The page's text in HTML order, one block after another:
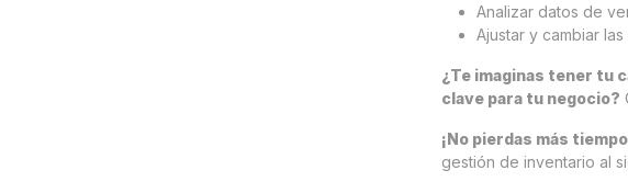
Analizar datos de
Ajustar y cambiar
¿Te imaginas tener tu
clave para tu negocio?
¡No pierdas más
gestión de inventario al